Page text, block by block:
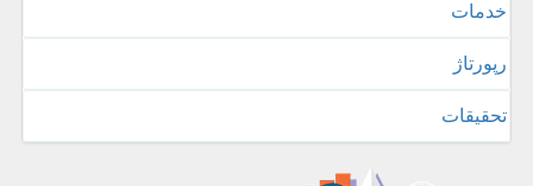
خدمات
رپورتاژ
تحقیقات